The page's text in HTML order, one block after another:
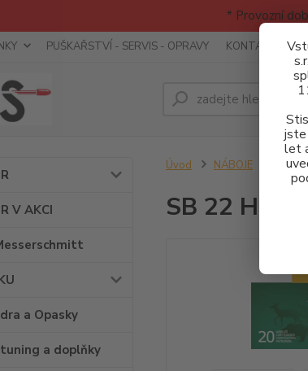
* Provozní
jste
let
PUŠKAŘSTVÍ - SERVIS - OPRAVY KONTAKTY
V AKCI
a Opasky
a doplňky
Úvod NÁBOJE SB
SB 22